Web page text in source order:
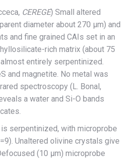
CEREGE) Small altered
diameter about 270 µm) and
and fine grained CAIs set in an
rich matrix (about 75
entirely serpentinized.
and magnetite. No metal was
spectroscopy (L. Bonal,
a water and Si-O bands
is serpentinized, with microprobe
Unaltered olivine crystals give
(10 µm) microprobe